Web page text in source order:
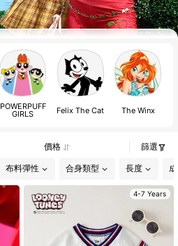
POWERPUFF
GIRLS Felix The Cat The Winx
價格 篩選
布料彈性 合身類型 長度
4-7 Years